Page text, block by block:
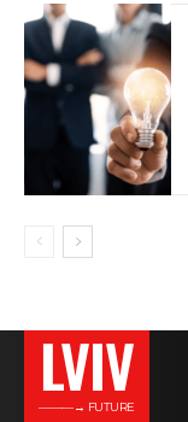
LVIV
———→ FUTURE